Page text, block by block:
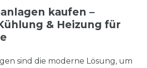
kaufen –
& Heizung für
sind die moderne Lösung, um